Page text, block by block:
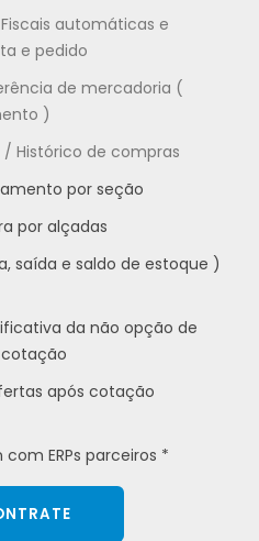
automáticas e
e pedido
de mercadoria (
)
/ Histórico de compras
por seção
por alçadas
saída e saldo de estoque )
da não opção de
após cotação
ERPs parceiros *